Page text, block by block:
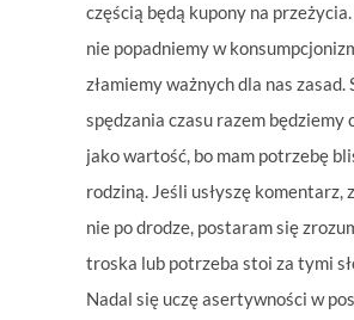
częścią będą kupony na
nie popadniemy w
złamiemy ważnych dla nas zasad.
spędzania czasu razem będziemy
jako wartość, bo mam potrzebę
rodziną. Jeśli usłyszę komentarz,
nie po drodze, postaram się
troska lub potrzeba stoi za tymi
Nadal się uczę asertywności w